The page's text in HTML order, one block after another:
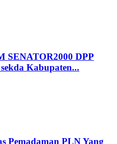
SENATOR2000 DPP
Kabupaten...
Pemadaman PLN Yang